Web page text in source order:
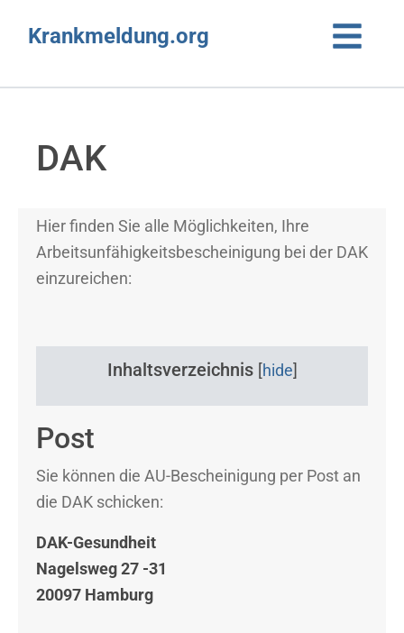
Krankmeldung.org
DAK
Hier finden Sie alle Möglichkeiten, Ihre
Arbeitsunfähigkeitsbescheinigung bei der DAK
einzureichen:
Inhaltsverzeichnis [hide]
Post
Sie können die AU-Bescheinigung per Post an
die DAK schicken:
DAK-Gesundheit
Nagelsweg 27 -31
20097 Hamburg